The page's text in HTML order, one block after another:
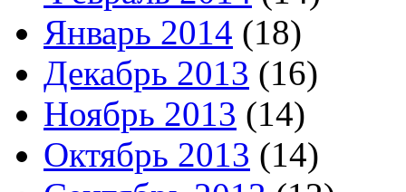
Январь 2014 (18)
Декабрь 2013 (16)
Ноябрь 2013 (14)
Октябрь 2013 (14)